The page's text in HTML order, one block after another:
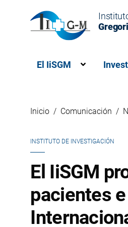
El IiSGM Muestra el
Inicio Comunicación
INSTITUTO DE INVESTIGACIÓN
El IiSGM
pacientes